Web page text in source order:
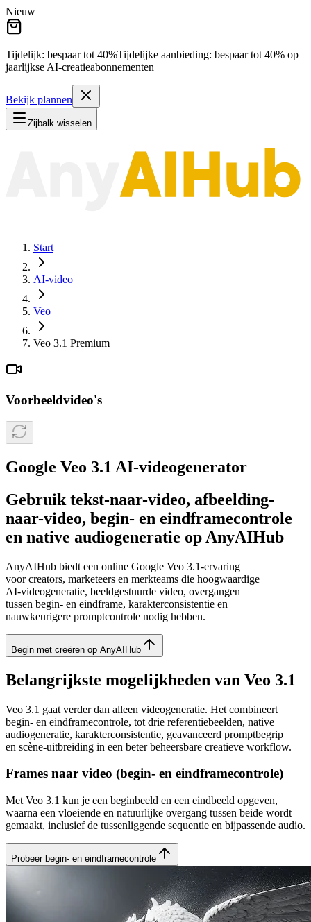
Nieuw
Tijdelijk: bespaar tot 40%Tijdelijke aanbieding: bespaar tot 40% op
jaarlijkse AI-creatieabonnementen
Bekijk plannen
Zijbalk wisselen
Start
AI-video
Veo
Veo 3.1 Premium
Voorbeeldvideo's
Google Veo 3.1 AI-videogenerator
Gebruik tekst-naar-video, afbeelding-
naar-video, begin- en eindframecontrole
en native audiogeneratie op AnyAIHub
AnyAIHub biedt een online Google Veo 3.1-ervaring
voor creators, marketeers en merkteams die hoogwaardige
AI-videogeneratie, beeldgestuurde video, overgangen
tussen begin- en eindframe, karakterconsistentie en
nauwkeurigere promptcontrole nodig hebben.
Begin met creëren op AnyAIHub
Belangrijkste mogelijkheden van Veo 3.1
Veo 3.1 gaat verder dan alleen videogeneratie. Het combineert
begin- en eindframecontrole, tot drie referentiebeelden, native
audiogeneratie, karakterconsistentie, geavanceerd promptbegrip
en scène-uitbreiding in een beter beheersbare creatieve workflow.
Frames naar video (begin- en eindframecontrole)
Met Veo 3.1 kun je een beginbeeld en een eindbeeld opgeven,
waarna een vloeiende en natuurlijke overgang tussen beide wordt
gemaakt, inclusief de tussenliggende sequentie en bijpassende audio.
Probeer begin- en eindframecontrole